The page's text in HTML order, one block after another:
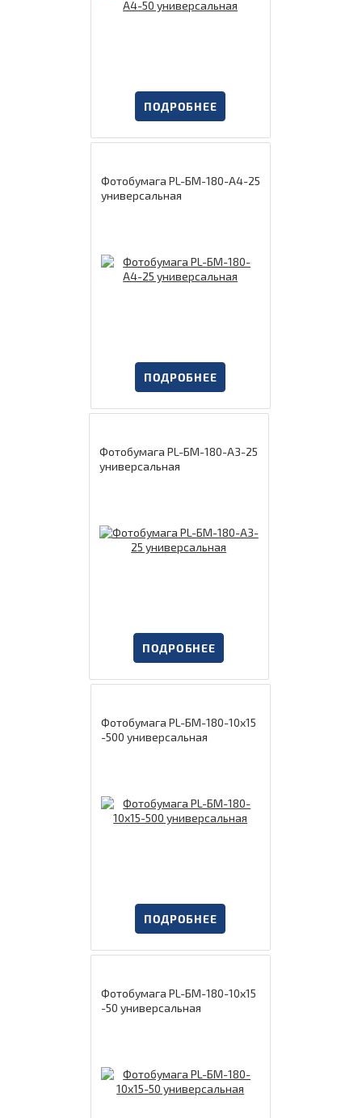
ПОДРОБНЕЕ
Фотобумага PL-БМ-180-А4-25
универсальная
ПОДРОБНЕЕ
Фотобумага PL-БМ-180-А3-25
универсальная
ПОДРОБНЕЕ
Фотобумага PL-БМ-180-10х15
-500 универсальная
ПОДРОБНЕЕ
Фотобумага PL-БМ-180-10х15
-50 универсальная